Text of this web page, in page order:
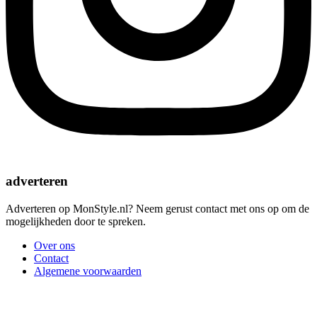
adverteren
Adverteren op MonStyle.nl? Neem gerust contact met ons op om de
mogelijkheden door te spreken.
Over ons
Contact
Algemene voorwaarden